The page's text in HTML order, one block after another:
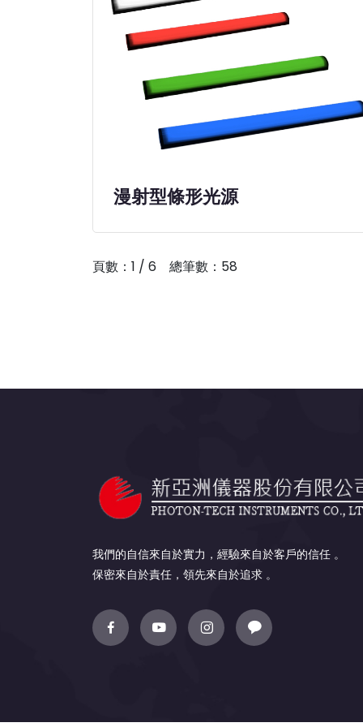
漫射型條形光源
頁數：1 / 6 總筆數： 58
我們的自信來自於實力，經驗來自於客戶的信任 。
保密來自於責任，領先來自於追求 。